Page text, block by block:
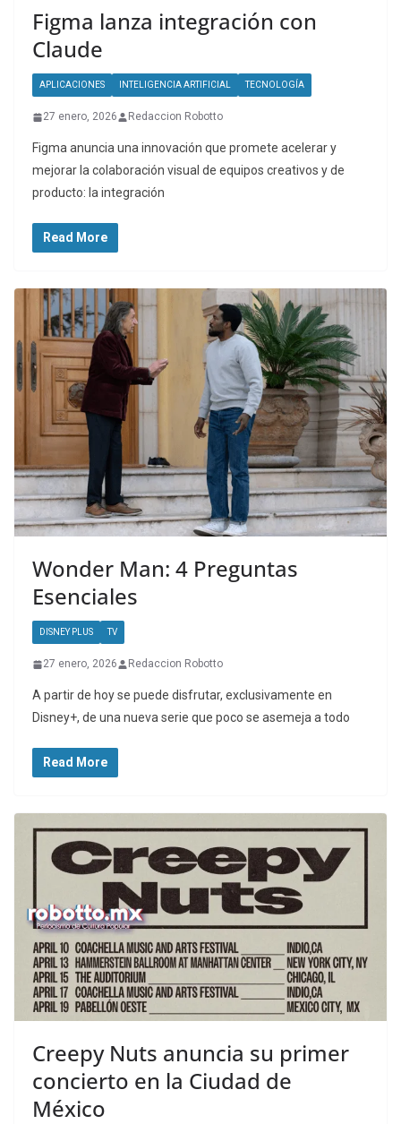
Figma lanza integración con
Claude
APLICACIONES INTELIGENCIA ARTIFICIAL TECNOLOGÍA
27 enero, 2026 Redaccion Robotto
Figma anuncia una innovación que promete acelerar y
mejorar la colaboración visual de equipos creativos y de
producto: la integración
Read More
Wonder Man: 4 Preguntas
Esenciales
DISNEY PLUS TV
27 enero, 2026 Redaccion Robotto
A partir de hoy se puede disfrutar, exclusivamente en
Disney+, de una nueva serie que poco se asemeja a todo
Read More
Creepy Nuts anuncia su primer
concierto en la Ciudad de
México